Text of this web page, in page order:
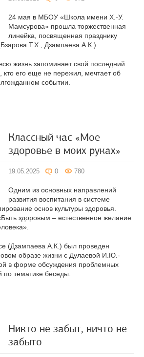
24 мая в МБОУ «Школа имени Х.-У.
Мамсурова» прошла торжественная
линейка, посвященная празднику
Т.Х., Дзампаева А.К.).
жизнь запоминает свой последний
кто его еще не пережил, мечтает об
событии.
Классный час «Мое
здоровье в моих руках»
19.05.2025 0 780
Одним из основных направлений
развития воспитания в системе
основ культуры здоровья.
здоровым – естественное желание
(Дзампаева А.К.) был проведен
образе жизни с Дулаевой И.Ю.-
в форме обсуждения проблемных
по тематике беседы.
Никто не забыт, ничто не
забыто